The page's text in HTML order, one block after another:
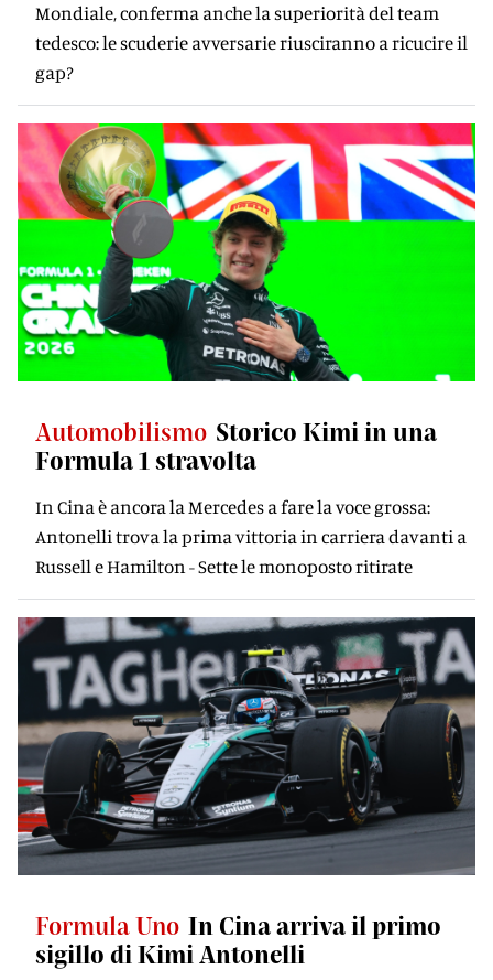
Mondiale, conferma anche la superiorità del team
tedesco: le scuderie avversarie riusciranno a ricucire il
gap?
Automobilismo Storico Kimi in una
Formula 1 stravolta
In Cina è ancora la Mercedes a fare la voce grossa:
Antonelli trova la prima vittoria in carriera davanti a
Russell e Hamilton - Sette le monoposto ritirate
Formula Uno In Cina arriva il primo
sigillo di Kimi Antonelli